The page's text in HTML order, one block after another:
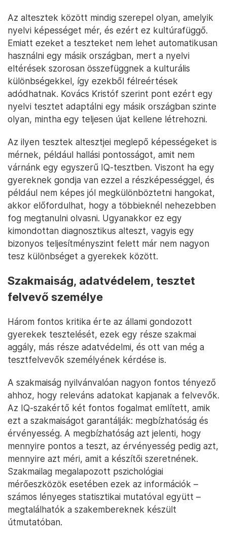
Az altesztek között mindig szerepel olyan, amelyik
nyelvi képességet mér, és ezért ez kultúrafüggő.
Emiatt ezeket a teszteket nem lehet automatikusan
használni egy másik országban, mert a nyelvi
eltérések szorosan összefüggnek a kulturális
különbségekkel, így ezekből félreértések
adódhatnak. Kovács Kristóf szerint pont ezért egy
nyelvi tesztet adaptálni egy másik országban szinte
olyan, mintha egy teljesen újat kellene létrehozni.
Az ilyen tesztek altesztjei meglepő képességeket is
mérnek, például hallási pontosságot, amit nem
várnánk egy egyszerű IQ-tesztben. Viszont ha egy
gyereknek gondja van ezzel a részképességgel, és
például nem képes jól megkülönböztetni hangokat,
akkor előfordulhat, hogy a többieknél nehezebben
fog megtanulni olvasni. Ugyanakkor ez egy
kimondottan diagnosztikus alteszt, vagyis egy
bizonyos teljesítményszint felett már nem nagyon
tesz különbséget a gyerekek között.
Szakmaiság, adatvédelem, tesztet
felvevő személye
Három fontos kritika érte az állami gondozott
gyerekek tesztelését, ezek egy része szakmai
aggály, más része adatvédelmi, és ott van még a
tesztfelvevők személyének kérdése is.
A szakmaiság nyilvánvalóan nagyon fontos tényező
ahhoz, hogy releváns adatokat kapjanak a felvevők.
Az IQ-szakértő két fontos fogalmat említett, amik
ezt a szakmaiságot garantálják: megbízhatóság és
érvényesség. A megbízhatóság azt jelenti, hogy
mennyire pontos a teszt, az érvényesség pedig azt,
mennyire azt méri, amit a készítői szeretnének.
Szakmailag megalapozott pszichológiai
mérőeszközök esetében ezek az információk –
számos lényeges statisztikai mutatóval együtt –
megtalálhatók a szakembereknek készült
útmutatóban.